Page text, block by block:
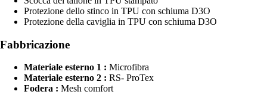
Protezione dello stinco in TPU con schiuma D3O
Protezione della caviglia in TPU con schiuma D3O
Fabbricazione
Materiale esterno 1 : Microfibra
Materiale esterno 2 : RS- ProTex
Fodera : Mesh comfort